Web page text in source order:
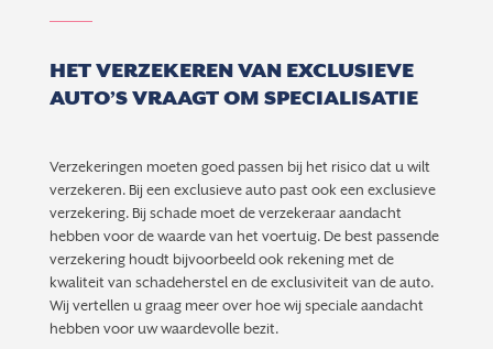
HET VERZEKEREN VAN EXCLUSIEVE
AUTO’S VRAAGT OM SPECIALISATIE
Verzekeringen moeten goed passen bij het risico dat u wilt
verzekeren. Bij een exclusieve auto past ook een exclusieve
verzekering. Bij schade moet de verzekeraar aandacht
hebben voor de waarde van het voertuig. De best passende
verzekering houdt bijvoorbeeld ook rekening met de
kwaliteit van schadeherstel en de exclusiviteit van de auto.
Wij vertellen u graag meer over hoe wij speciale aandacht
hebben voor uw waardevolle bezit.